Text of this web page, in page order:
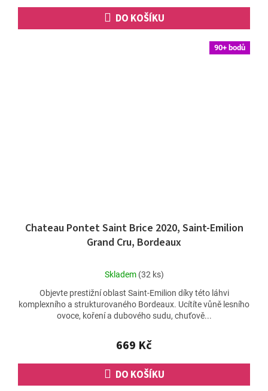
DO KOŠÍKU
90+ bodů
Chateau Pontet Saint Brice 2020, Saint-Emilion
Grand Cru, Bordeaux
Průměrné
produktu
je
5,0
5
hvězdiček.
Skladem (32 ks)
669 Kč
DO KOŠÍKU
Objevte prestižní oblast Saint-Emilion díky této láhvi
komplexního a strukturovaného Bordeaux. Ucítíte vůně lesního
ovoce, koření a dubového sudu, chuťově...